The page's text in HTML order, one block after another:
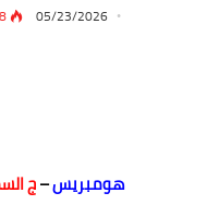
05/23/2026
هومبريس–ج